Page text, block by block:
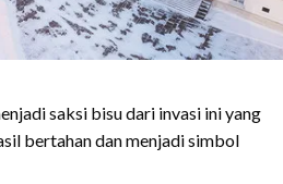
saksi bisu dari invasi ini yang
bertahan dan menjadi simbol